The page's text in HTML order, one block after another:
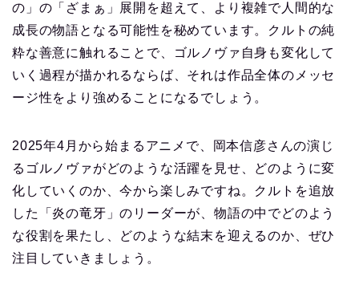
の」の「ざまぁ」展開を超えて、より複雑で人間的な
成長の物語となる可能性を秘めています。クルトの純
粋な善意に触れることで、ゴルノヴァ自身も変化して
いく過程が描かれるならば、それは作品全体のメッセ
ージ性をより強めることになるでしょう。
2025年4月から始まるアニメで、岡本信彦さんの演じ
るゴルノヴァがどのような活躍を見せ、どのように変
化していくのか、今から楽しみですね。クルトを追放
した「炎の竜牙」のリーダーが、物語の中でどのよう
な役割を果たし、どのような結末を迎えるのか、ぜひ
注目していきましょう。